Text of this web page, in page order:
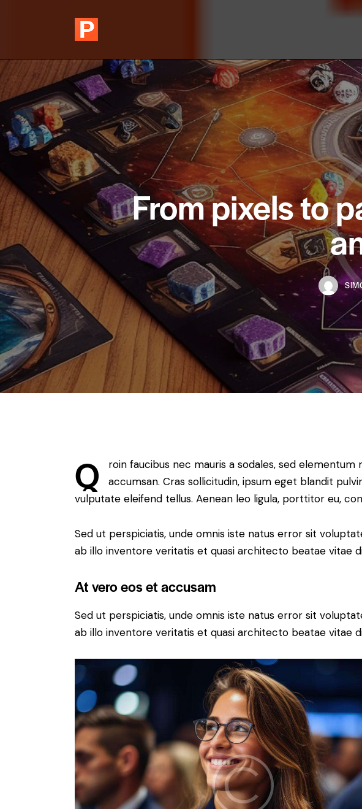
From pixels to
Q
roin faucibus nec mauris a sodales, sed
accumsan. Cras sollicitudin, ipsum eget blandit
vulputate eleifend tellus. Aenean leo ligula, porttitor eu,
Sed ut perspiciatis, unde omnis iste natus error sit
ab illo inventore veritatis et quasi architecto beatae vitae
At vero eos et accusam
Sed ut perspiciatis, unde omnis iste natus error sit
ab illo inventore veritatis et quasi architecto beatae vitae